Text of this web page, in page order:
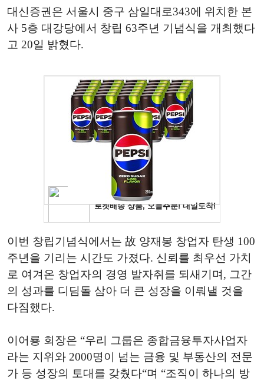
대신증권은 서울시 중구 삼일대로343에 위치한 본
사 5층 대강당에서 창립 63주년 기념식을 개최했다
고 20일 밝혔다.
이번 창립기념식에서는 故 양재봉 창업자 탄생 100
주년을 기리는 시간도 가졌다. 신뢰를 최우선 가치
로 여겨온 창업자의 경영 발자취를 되새기며, 그간
의 성과를 디딤돌 삼아 더 큰 성장을 이뤄낼 것을
다짐했다.
이어룡 회장은 “우리 그룹은 종합금융투자사업자
라는 지위와 2000명이 넘는 금융 및 부동산의 전문
가 등 성장의 토대를 갖췄다“며 “조직이 하나의 방